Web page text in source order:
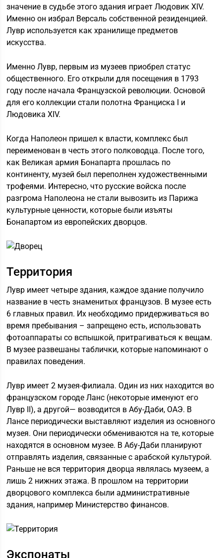
значение в судьбе этого здания играет Людовик XIV.
Именно он избрал Версаль собственной резиденцией.
Лувр используется как хранилище предметов
искусства.
Именно Лувр, первым из музеев приобрел статус
общественного. Его открыли для посещения в 1793
году после начала Французской революции. Основой
для его коллекции стали полотна Франциска I и
Людовика XIV.
Когда Наполеон пришел к власти, комплекс был
переименован в честь этого полководца. После того,
как Великая армия Бонапарта прошлась по
континенту, музей был переполнен художественными
трофеями. Интересно, что русские войска после
разгрома Наполеона не стали вывозить из Парижа
культурные ценности, которые были изъяты
Бонапартом из европейских дворцов.
Территория
Лувр имеет четыре здания, каждое здание получило
название в честь знаменитых французов. В музее есть
6 главных правил. Их необходимо придерживаться во
время пребывания – запрещено есть, использовать
фотоаппараты со вспышкой, притрагиваться к вещам.
В музее развешаны таблички, которые напоминают о
правилах поведения.
Лувр имеет 2 музея-филиала. Один из них находится во
французском городе Ланс (некоторые именуют его
Лувр II), а другой— возводится в Абу-Даби, ОАЭ. В
Лансе периодически выставляют изделия из основного
музея. Они периодически обмениваются на те, которые
находятся в основном музее. В Абу-Даби планируют
отправлять изделия, связанные с арабской культурой.
Раньше не вся территория дворца являлась музеем, а
лишь 2 нижних этажа. В прошлом на территории
дворцового комплекса были административные
здания, например Министерство финансов.
Экспонаты